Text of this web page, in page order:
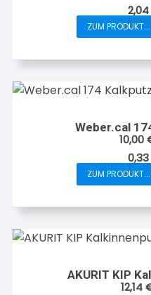
2,04
ZUM PRODUKT...
Weber.cal
10,00
0,33
ZUM PRODUKT...
AKURIT KIP
12,14